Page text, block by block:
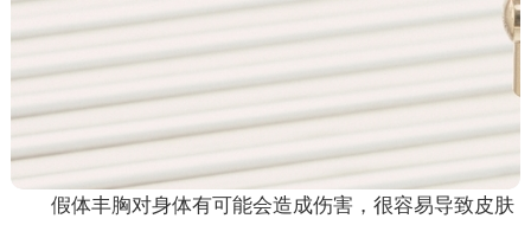
假体丰胸对身体有可能会造成伤害，很容易导致皮肤